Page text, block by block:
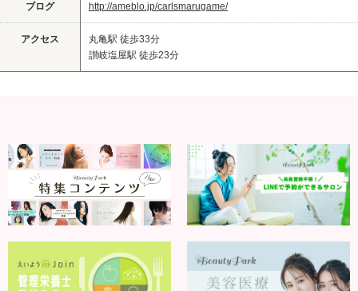
ブログ http://ameblo.jp/carlsmarugame/
アクセス
丸亀駅 徒歩33分
讃岐塩屋駅 徒歩23分‎